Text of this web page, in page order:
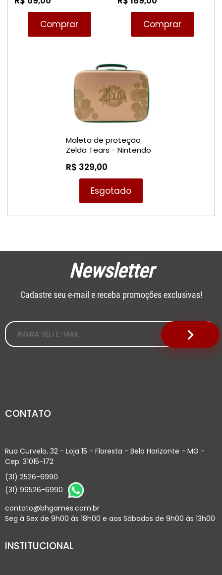
Comprar
Nintendo Switch
Comprar
Maleta de proteção
Zelda Tears - Nintendo
R$ 329,00
Esgotado
Newsletter
Cadastre seu e-mail e receba promoções exclusivas!
CONTATO
Rua Curvelo, 32 - Loja 15 - Floresta - Belo Horizonte - MG -
Cep: 31015-172
(31) 2526-6990
(31) 99526-6990
contato@bhgames.com.br
Seg à Sex de 9h00 às 18h00 e aos Sábados de 9h00 às 13h00
INSTITUCIONAL